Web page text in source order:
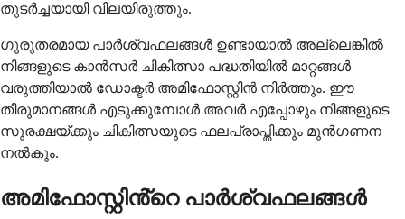
തുടർച്ചയായി വിലയിരുത്തും.
ഗുരുതരമായ പാർശ്വഫലങ്ങൾ ഉണ്ടായാൽ അല്ലെങ്കിൽ
നിങ്ങളുടെ കാൻസർ ചികിത്സാ പദ്ധതിയിൽ മാറ്റങ്ങൾ
വരുത്തിയാൽ ഡോക്ടർ അമിഫോസ്റ്റിൻ നിർത്തും. ഈ
തീരുമാനങ്ങൾ എടുക്കുമ്പോൾ അവർ എപ്പോഴും നിങ്ങളുടെ
സുരക്ഷയ്ക്കും ചികിത്സയുടെ ഫലപ്രാപ്തിക്കും മുൻഗണന
നൽകും.
അമിഫോസ്റ്റിൻ്റെ പാർശ്വഫലങ്ങൾ